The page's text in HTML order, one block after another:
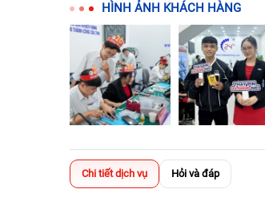
HÌNH ẢNH KHÁCH HÀNG
Chi tiết dịch vụ Hỏi và đáp